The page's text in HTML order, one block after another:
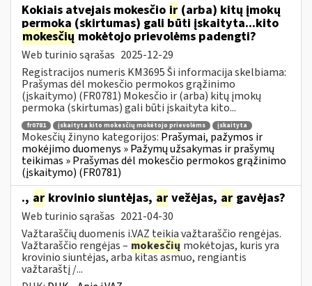
Kokiais atvejais mokesčio ir (arba) kitų įmokų
permoka (skirtumas) gali būti įskaityta...kito
mokesčių mokėtojo prievolėms padengti?
Web turinio sąrašas 2025-12-29
Registracijos numeris KM3695 Ši informacija skelbiama:
Prašymas dėl mokesčio permokos grąžinimo
(įskaitymo) (FR0781) Mokesčio ir (arba) kitų įmokų
permoka (skirtumas) gali būti įskaityta kito...
fr0781 įskaityta kito mokesčių mokėtojo prievolėms įskaityta
Mokesčių žinyno kategorijos: Prašymai, pažymos ir
mokėjimo duomenys » Pažymų užsakymas ir prašymų
teikimas » Prašymas dėl mokesčio permokos grąžinimo
(įskaitymo) (FR0781)
., ar krovinio siuntėjas, ar vežėjas, ar gavėjas?
Web turinio sąrašas 2021-04-30
Važtaraščių duomenis i.VAZ teikia važtaraščio rengėjas.
Važtaraščio rengėjas – mokesčių mokėtojas, kuris yra
krovinio siuntėjas, arba kitas asmuo, rengiantis
važtaraštį /...